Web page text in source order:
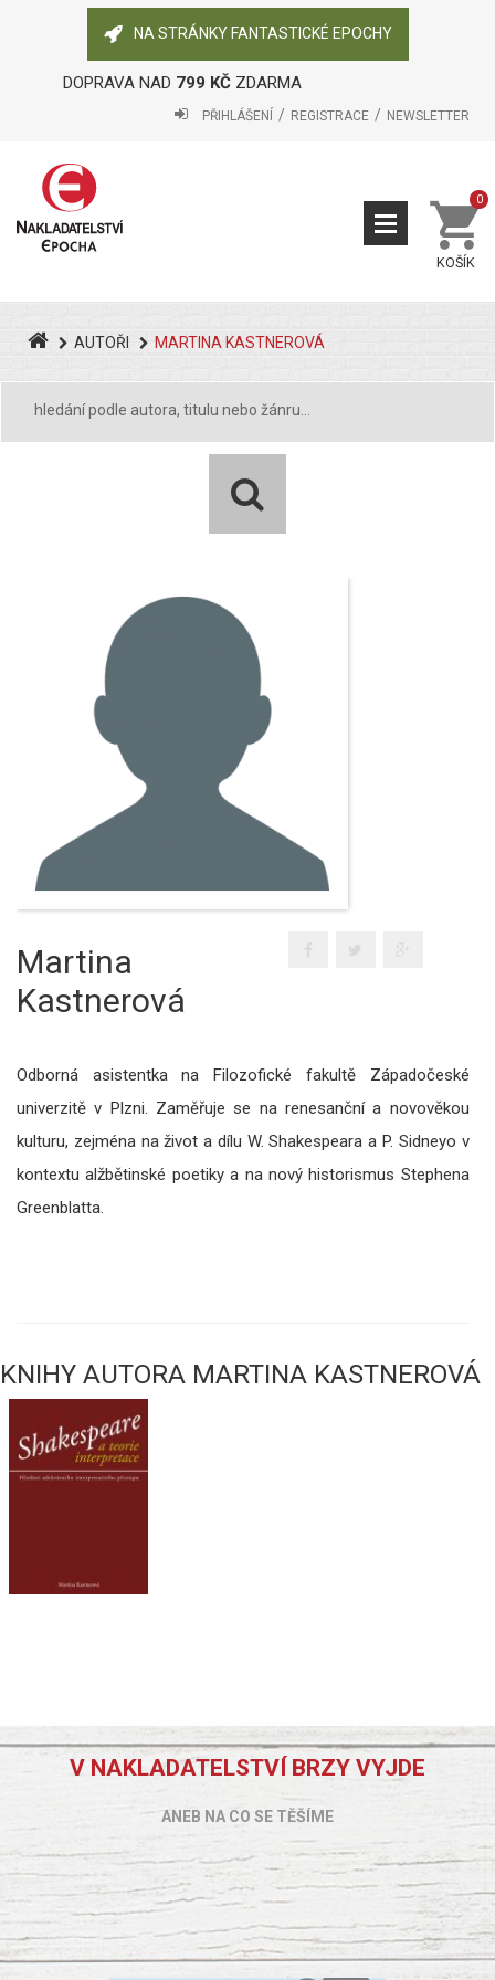
NA STRÁNKY FANTASTICKÉ EPOCHY
DOPRAVA NAD 799 KČZDARMA
PŘIHLÁŠENÍ REGISTRACE NEWSLETTER
KOŠÍK
0
AUTOŘI MARTINA KASTNEROVÁ
Martina
Kastnerová
Odborná asistentka na Filozofické fakultě Západočeské
univerzitě v Plzni. Zaměřuje se na renesanční a novověkou
kulturu, zejména na život a dílu W. Shakespeara a P. Sidneyo v
kontextu alžbětinské poetiky a na nový historismus Stephena
Greenblatta.
KNIHY AUTORA MARTINA KASTNEROVÁ
V NAKLADATELSTVÍ BRZY VYJDE
ANEB NA CO SE TĚŠÍME